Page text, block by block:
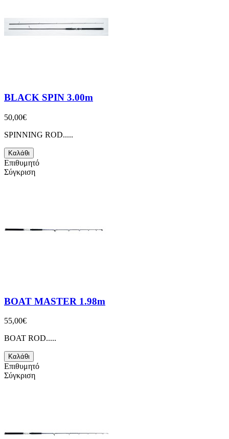
BLACK SPIN 3.00m
50,00€
SPINNING ROD.....
Καλάθι
Επιθυμητό
Σύγκριση
BOAT MASTER 1.98m
55,00€
BOAT ROD.....
Καλάθι
Επιθυμητό
Σύγκριση